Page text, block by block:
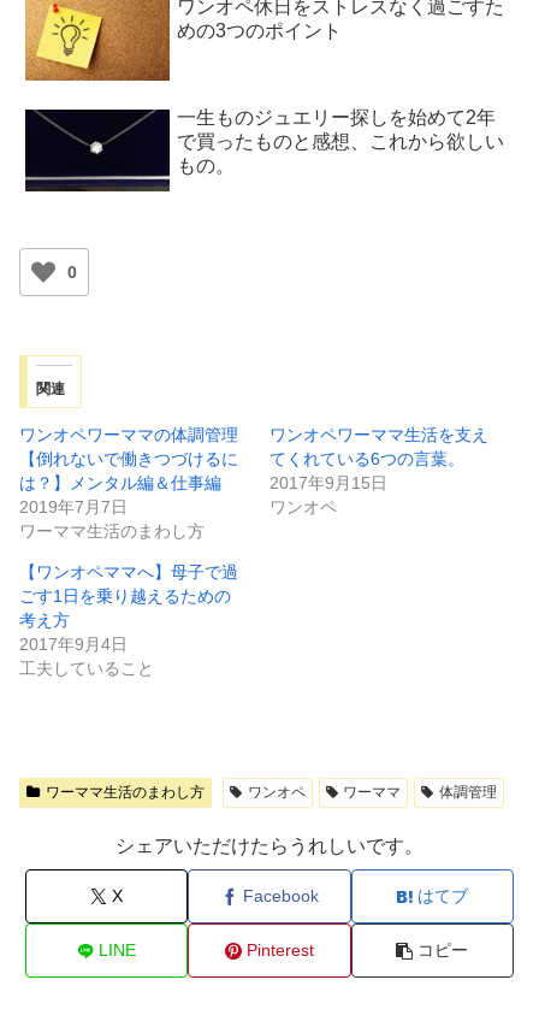
ワンオペ休日をストレスなく過ごすた
めの3つのポイント
一生ものジュエリー探しを始めて2年
で買ったものと感想、これから欲しい
もの。
0
関連
ワンオペワーママの体調管理
【倒れないで働きつづけるに
は？】メンタル編＆仕事編
2019年7月7日
ワーママ生活のまわし方
ワンオペワーママ生活を支え
てくれている6つの言葉。
2017年9月15日
ワンオペ
【ワンオペママへ】母子で過
ごす1日を乗り越えるための
考え方
2017年9月4日
工夫していること
ワーママ生活のまわし方 ワンオペ ワーママ 体調管理
シェアいただけたらうれしいです。
X Facebook はてブ
LINE Pinterest コピー